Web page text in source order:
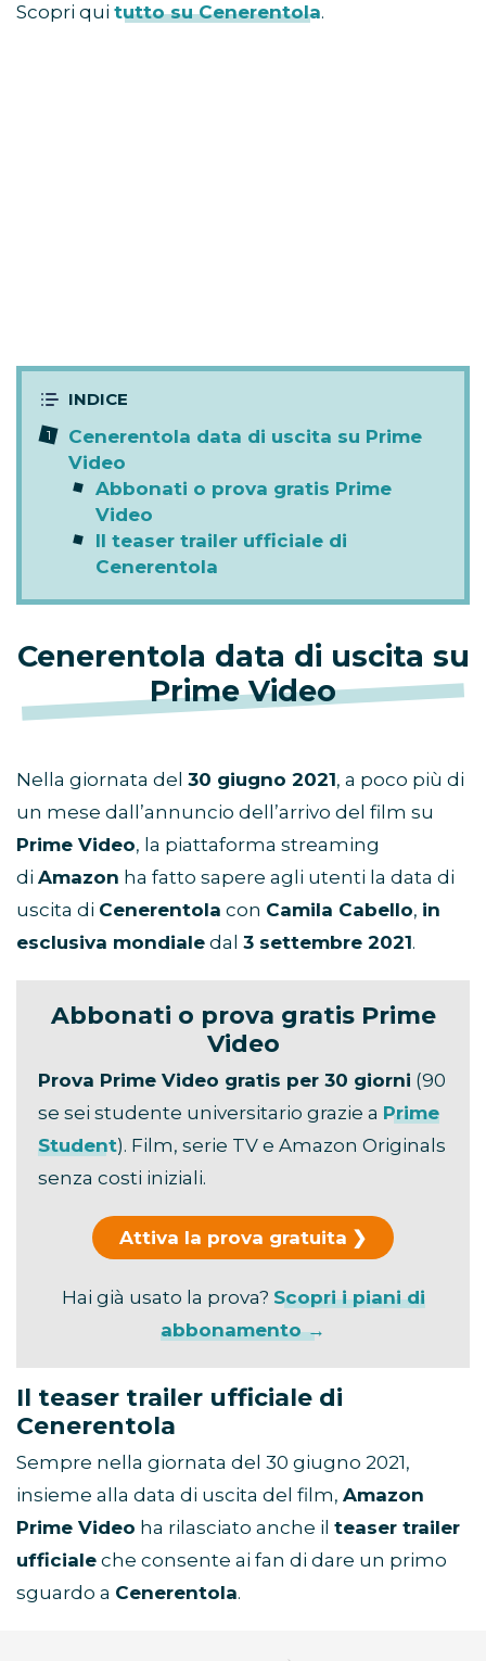
Scopri qui tutto su Cenerentola.
Cenerentola data di uscita su Prime
Video
Abbonati o prova gratis Prime
Video
Il teaser trailer ufficiale di
Cenerentola
Cenerentola data di uscita su
Prime Video
Nella giornata del 30 giugno 2021, a poco più di
un mese dall’annuncio dell’arrivo del film su
Prime Video, la piattaforma streaming
di Amazon ha fatto sapere agli utenti la data di
uscita di Cenerentola con Camila Cabello, in
esclusiva mondiale dal 3 settembre 2021.
Abbonati o prova gratis Prime
Video
Prova Prime Video gratis per 30 giorni (90
se sei studente universitario grazie a Prime
Student). Film, serie TV e Amazon Originals
senza costi iniziali.
Attiva la prova gratuita
Hai già usato la prova? Scopri i piani di
abbonamento →
Il teaser trailer ufficiale di
Cenerentola
Sempre nella giornata del 30 giugno 2021,
insieme alla data di uscita del film, Amazon
Prime Video ha rilasciato anche il teaser trailer
ufficiale che consente ai fan di dare un primo
sguardo a Cenerentola.